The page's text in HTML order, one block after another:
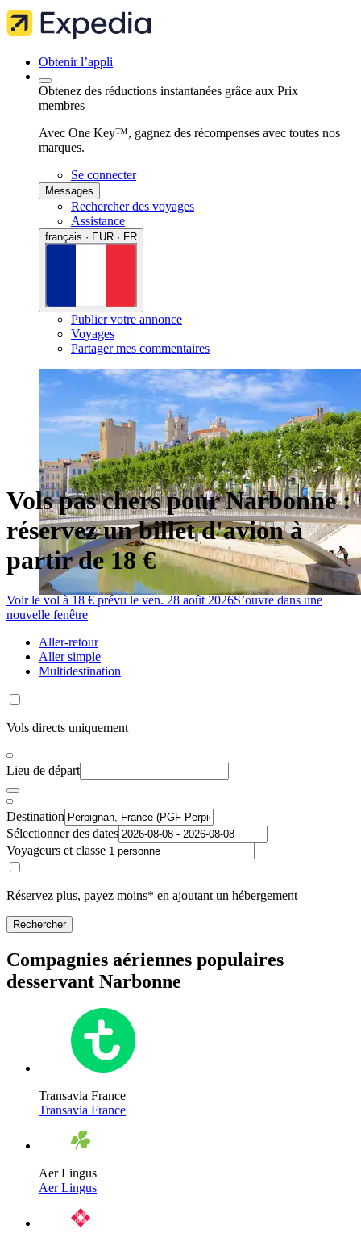
Obtenir l’appli
Obtenez des réductions instantanées grâce aux Prix
membres
Avec One Key™, gagnez des récompenses avec toutes nos
marques.
Se connecter
Messages
Rechercher des voyages
Assistance
français · EUR · FR
Publier votre annonce
Voyages
Partager mes commentaires
Vols pas chers pour Narbonne :
réservez un billet d'avion à
partir de 18 €
Voir le vol à 18 € prévu le ven. 28 août 2026S’ouvre dans une
nouvelle fenêtre
Aller-retour
Aller simple
Multidestination
Vols directs uniquement
Lieu de départ
Destination
Sélectionner des dates
Voyageurs et classe
Réservez plus, payez moins* en ajoutant un hébergement
Rechercher
Compagnies aériennes populaires
desservant Narbonne
Transavia France
Transavia France
Aer Lingus
Aer Lingus